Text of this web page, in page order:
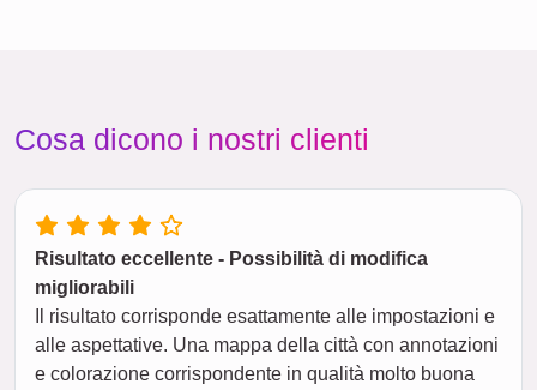
Cosa dicono i nostri clienti
Risultato eccellente - Possibilità di modifica
migliorabili
Il risultato corrisponde esattamente alle impostazioni e
alle aspettative. Una mappa della città con annotazioni
e colorazione corrispondente in qualità molto buona